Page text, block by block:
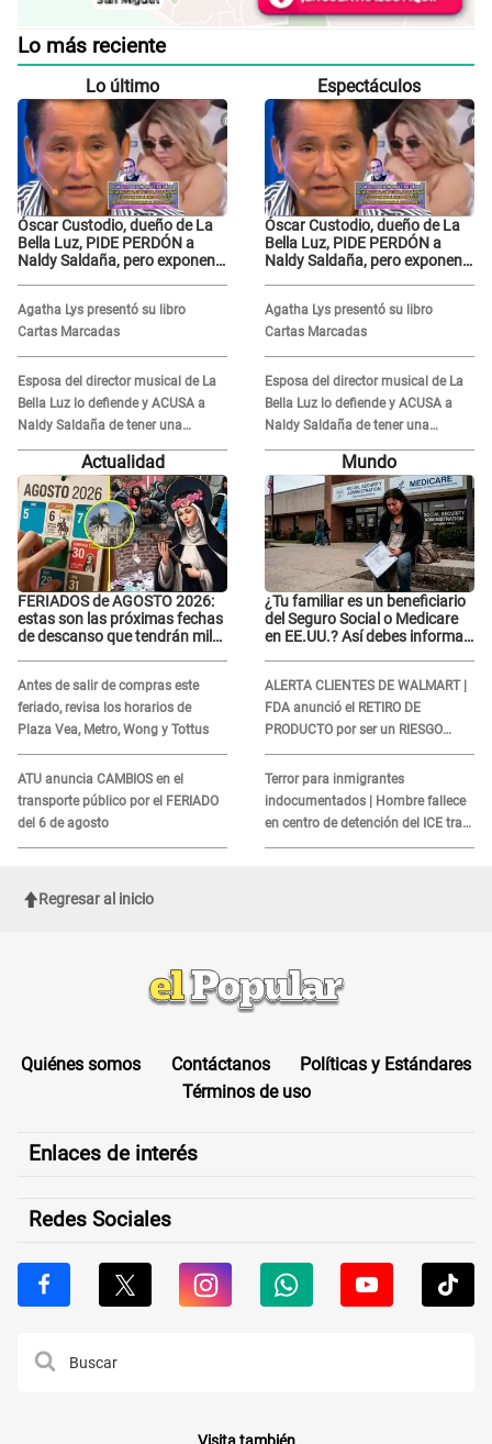
Lo más reciente
Lo último
Óscar Custodio, dueño de La
Bella Luz, PIDE PERDÓN a
Naldy Saldaña, pero exponen
grabar"
Agatha Lys presentó su libro
Cartas Marcadas
Esposa del director musical de La
Bella Luz lo defiende y ACUSA a
Naldy Saldaña de tener una
relación con él y otros integrantes
Espectáculos
Óscar Custodio, dueño de La
Bella Luz, PIDE PERDÓN a
Naldy Saldaña, pero exponen
grabar"
Agatha Lys presentó su libro
Cartas Marcadas
Esposa del director musical de La
Bella Luz lo defiende y ACUSA a
Naldy Saldaña de tener una
relación con él y otros integrantes
Actualidad
FERIADOS de AGOSTO 2026:
estas son las próximas fechas
de descanso que tendrán miles
Antes de salir de compras este
feriado, revisa los horarios de
Plaza Vea, Metro, Wong y Tottus
ATU anuncia CAMBIOS en el
transporte público por el FERIADO
del 6 de agosto
Mundo
¿Tu familiar es un beneficiario
del Seguro Social o Medicare
en EE.UU.? Así debes informar
ALERTA CLIENTES DE WALMART |
FDA anunció el RETIRO DE
PRODUCTO por ser un RIESGO
MORTAL para consumidores: ¿Cuál
es?
Terror para inmigrantes
indocumentados | Hombre fallece
en centro de detención del ICE tras
sufrir una "emergencia médica"
Regresar al inicio
Quiénes somos Contáctanos
Políticas y Estándares
Términos de uso
Enlaces de interés
Redes Sociales